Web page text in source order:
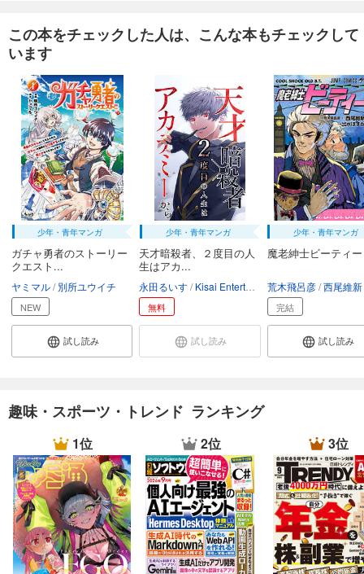
フォトコン2025年1月号
1,048円 (税込)
カート
試し読み
あらすじを表示する
フォトコン2024年12月号
1,048円 (税込)
カート
試し読み
あらすじを表示する
1,048円 (税込)
あらすじを表示する
フォトコン2024年10月号
1,048円 (税込)
カート
試し読み
あらすじを表示する
フォトコン2024年9月号
この本をチェックした人は、こんな本もチェックして
います
少年・青年マンガ
ガチャ勇者のストーリー
クエスト...
ヤミマル 別所ユウイチ
NEW
試し読み
少年・青年マンガ
天才暗殺者、２度目の人
生はアカ...
永田るいす Kisai Entertainment SORAJIMA
無料
試し読み
少年・青年マンガ
魔老紳士ビーティー
荒木飛呂彦 西尾維新
完結
試し読み
趣味・スポーツ・トレンド ランキング
1位 2位 3位